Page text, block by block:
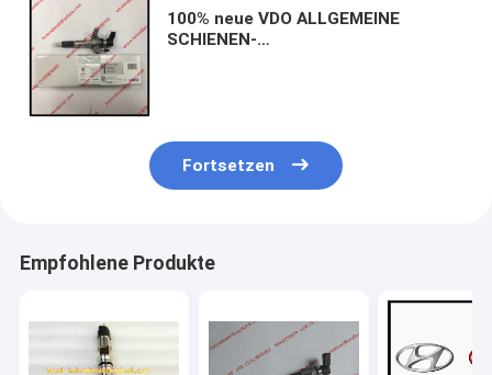
100% neue VDO ALLGEMEINE
SCHIENEN-
Fortsetzen
Empfohlene Produkte